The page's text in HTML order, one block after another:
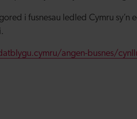
i fusnesau ledled Cymru sy’n
angen-busnes/